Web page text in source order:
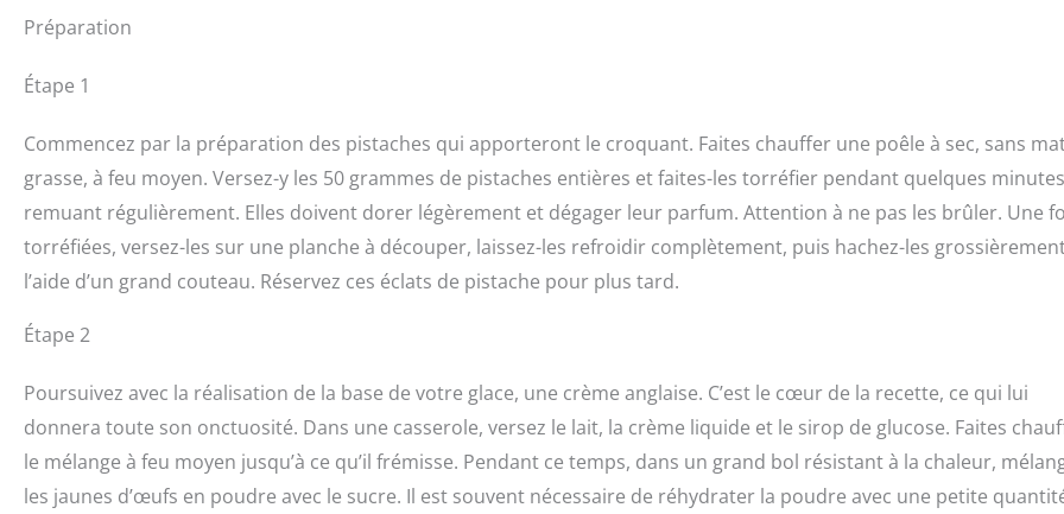
Préparation
Étape 1
Commencez par la préparation des pistaches qui apporteront le croquant. Faites chauffer une poêle à sec, sans
grasse, à feu moyen. Versez-y les 50 grammes de pistaches entières et faites-les torréfier pendant quelques
remuant régulièrement. Elles doivent dorer légèrement et dégager leur parfum. Attention à ne pas les brûler. Une
torréfiées, versez-les sur une planche à découper, laissez-les refroidir complètement, puis hachez-les
l’aide d’un grand couteau. Réservez ces éclats de pistache pour plus tard.
Étape 2
Poursuivez avec la réalisation de la base de votre glace, une crème anglaise. C’est le cœur de la recette, ce qui lui
donnera toute son onctuosité. Dans une casserole, versez le lait, la crème liquide et le sirop de glucose. Faites
le mélange à feu moyen jusqu’à ce qu’il frémisse. Pendant ce temps, dans un grand bol résistant à la chaleur,
les jaunes d’œufs en poudre avec le sucre. Il est souvent nécessaire de réhydrater la poudre avec une petite